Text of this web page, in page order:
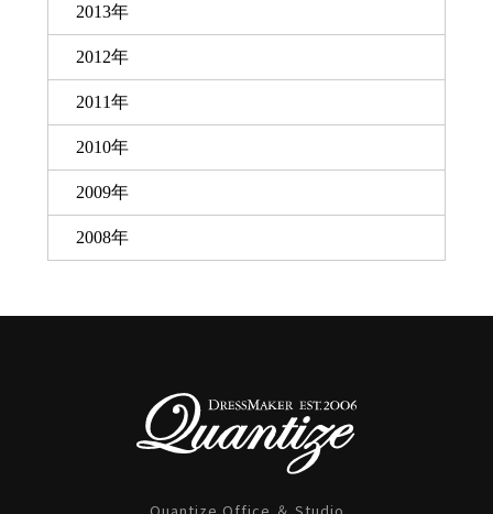
2013年
2012年
2011年
2010年
2009年
2008年